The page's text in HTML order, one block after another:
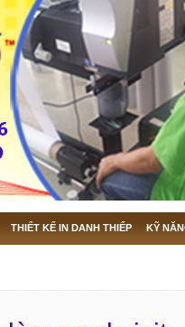
THIẾT KẾ IN DANH THIẾP KỸ